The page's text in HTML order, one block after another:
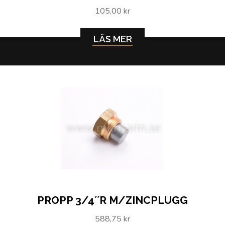
105,00 kr
LÄS MER
PROPP 3/4´´R M/ZINCPLUGG
588,75 kr